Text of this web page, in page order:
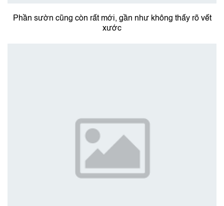
Phần sườn cũng còn rất mới, gần như không thấy rõ vết
xước